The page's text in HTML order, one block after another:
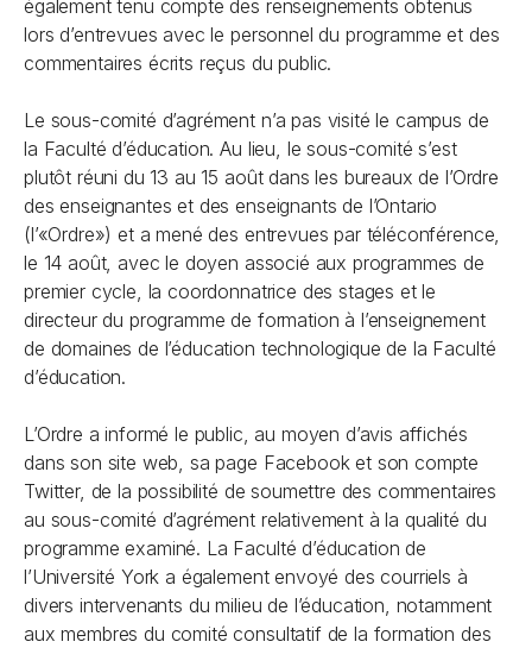
également tenu compte des renseignements obtenus
lors d’entrevues avec le personnel du programme et des
commentaires écrits reçus du public.
Le sous-comité d’agrément n’a pas visité le campus de
la Faculté d’éducation. Au lieu, le sous-comité s’est
plutôt réuni du 13 au 15 août dans les bureaux de l’Ordre
des enseignantes et des enseignants de l’Ontario
(l’«Ordre») et a mené des entrevues par téléconférence,
le 14 août, avec le doyen associé aux programmes de
premier cycle, la coordonnatrice des stages et le
directeur du programme de formation à l’enseignement
de domaines de l’éducation technologique de la Faculté
d’éducation.
L’Ordre a informé le public, au moyen d’avis affichés
dans son site web, sa page Facebook et son compte
Twitter, de la possibilité de soumettre des commentaires
au sous-comité d’agrément relativement à la qualité du
programme examiné. La Faculté d’éducation de
l’Université York a également envoyé des courriels à
divers intervenants du milieu de l’éducation, notamment
aux membres du comité consultatif de la formation des